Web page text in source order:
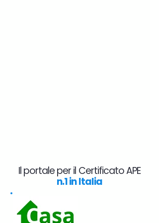
Il portale per il Certificato APE
n.1 in Italia